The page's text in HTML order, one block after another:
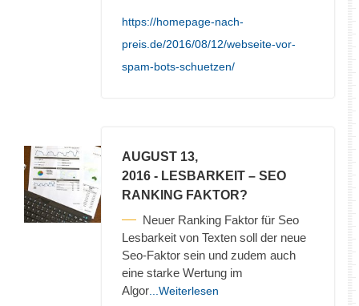
https://homepage-nach-
preis.de/2016/08/12/webseite-vor-
spam-bots-schuetzen/
AUGUST 13,
2016 - LESBARKEIT – SEO
RANKING FAKTOR?
Neuer Ranking Faktor für Seo
Lesbarkeit von Texten soll der neue
Seo-Faktor sein und zudem auch
eine starke Wertung im
Algor ...Weiterlesen